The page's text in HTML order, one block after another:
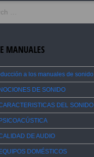
MANUALES
a los manuales de sonido
DE SONIDO
DEL SONIDO
DE AUDIO
DOMÉSTICOS